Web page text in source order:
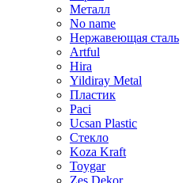
Металл
No name
Нержавеющая сталь
Artful
Hira
Yildiray Metal
Пластик
Paci
Ucsan Plastic
Стекло
Koza Kraft
Toygar
Zes Dekor